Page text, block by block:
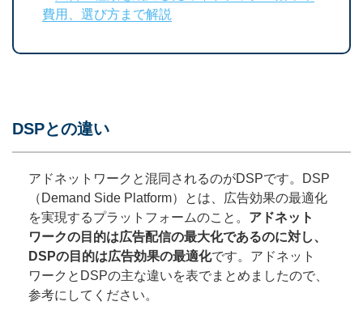
費用、選び方まで解説
DSPとの違い
アドネットワークと混同されるのがDSPです。DSP
（Demand Side Platform）とは、広告効果の最適化
を実現するプラットフォームのこと。 アドネット
ワークの目的は広告配信の最大化であるのに対し、
DSPの目的は広告効果の最適化です。アドネット
ワークとDSPの主な違いを表でまとめましたので、
参考にしてください。